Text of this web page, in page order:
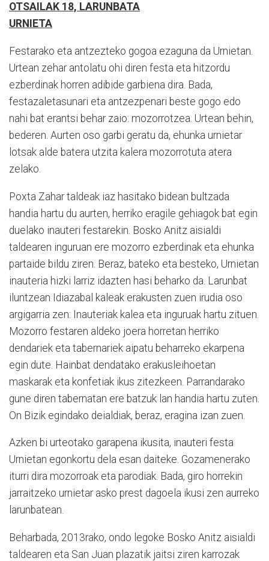
OTSAILAK 18, LARUNBATA
URNIETA
Festarako eta antzezteko gogoa ezaguna da Urnietan.
Urtean zehar antolatu ohi diren festa eta hitzordu
ezberdinak horren adibide garbiena dira. Bada,
festazaletasunari eta antzezpenari beste gogo edo
nahi bat erantsi behar zaio: mozorrotzea. Urtean behin,
bederen. Aurten oso garbi geratu da, ehunka urnietar
lotsak alde batera utzita kalera mozorrotuta atera
zelako.
Poxta Zahar taldeak iaz hasitako bidean bultzada
handia hartu du aurten, herriko eragile gehiagok bat egin
duelako inauteri festarekin. Bosko Anitz aisialdi
taldearen inguruan ere mozorro ezberdinak eta ehunka
partaide bildu ziren. Beraz, bateko eta besteko, Urnietan
inauteria hizki larriz idazten hasi beharko da. Larunbat
iluntzean Idiazabal kaleak erakusten zuen irudia oso
argigarria zen: Inauteriak kalea eta inguruak hartu zituen.
Mozorro festaren aldeko joera horretan herriko
dendariek eta tabernariek aipatu beharreko ekarpena
egin dute. Hainbat dendatako erakusleihoetan
maskarak eta konfetiak ikus zitezkeen. Parrandarako
gune diren tabernatan ere batzuk lan handia hartu zuten.
On Bizik egindako deialdiak, beraz, eragina izan zuen.
Azken bi urteotako garapena ikusita, inauteri festa
Urnietan egonkortu dela esan daiteke. Gozamenerako
iturri dira mozorroak eta parodiak. Bada, giro horrekin
jarraitzeko urnietar asko prest dagoela ikusi zen aurreko
larunbatean.
Beharbada, 2013rako, ondo legoke Bosko Anitz aisialdi
taldearen eta San Juan plazatik jaitsi ziren karrozak